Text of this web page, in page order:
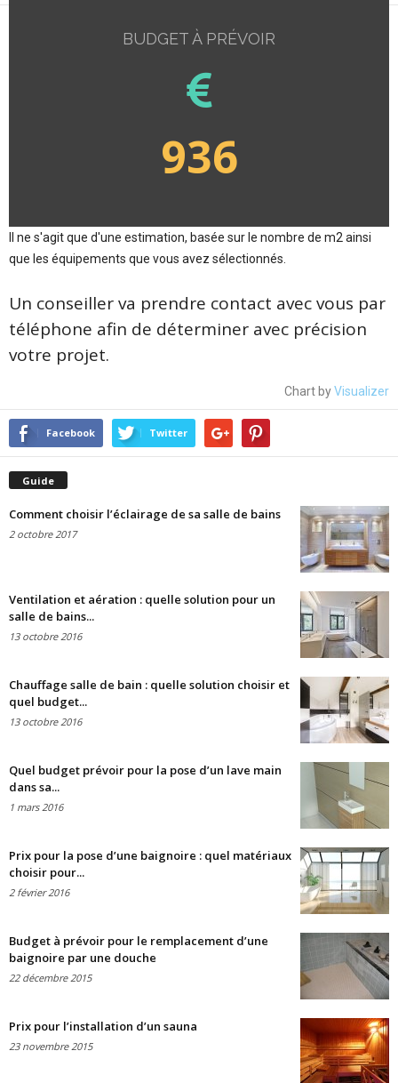
BUDGET À PRÉVOIR
936
Il ne s'agit que d'une estimation, basée sur le nombre de m2 ainsi
que les équipements que vous avez sélectionnés.
Un conseiller va prendre contact avec vous par
téléphone afin de déterminer avec précision
votre projet.
Chart byVisualizer
Facebook Twitter
Guide
Comment choisir l’éclairage de sa salle de bains
2 octobre 2017
Ventilation et aération : quelle solution pour un
salle de bains...
13 octobre 2016
Chauffage salle de bain : quelle solution choisir et
quel budget...
13 octobre 2016
Quel budget prévoir pour la pose d’un lave main
dans sa...
1 mars 2016
Prix pour la pose d’une baignoire : quel matériaux
choisir pour...
2 février 2016
Budget à prévoir pour le remplacement d’une
baignoire par une douche
22 décembre 2015
Prix pour l’installation d’un sauna
23 novembre 2015